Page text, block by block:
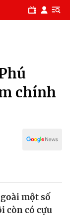
chính
một số
còn có cựu